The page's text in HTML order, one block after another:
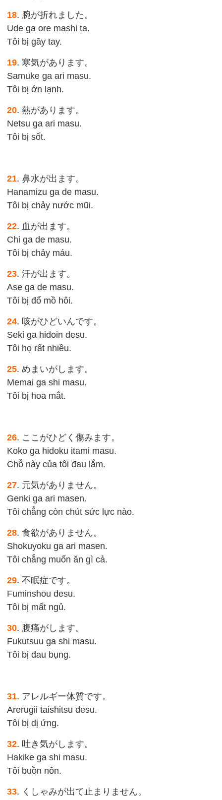
18. 腕が折れました。
Ude ga ore mashi ta.
Tôi bị gãy tay.
19. 寒気があります。
Samuke ga ari masu.
Tôi bị ớn lạnh.
20. 熱があります。
Netsu ga ari masu.
Tôi bị sốt.
21. 鼻水が出ます。
Hanamizu ga de masu.
Tôi bị chảy nước mũi.
22. 血が出ます。
Chi ga de masu.
Tôi bị chảy máu.
23. 汗が出ます。
Ase ga de masu.
Tôi bị đổ mồ hôi.
24. 咳がひどいんです。
Seki ga hidoin desu.
Tôi họ rất nhiều.
25. めまいがします。
Memai ga shi masu.
Tôi bị hoa mắt.
26. ここがひどく傷みます。
Koko ga hidoku itami masu.
Chỗ này của tôi đau lắm.
27. 元気がありません。
Genki ga ari masen.
Tôi chẳng còn chút sức lực nào.
28. 食欲がありません。
Shokuyoku ga ari masen.
Tôi chẳng muốn ăn gì cả.
29. 不眠症です。
Fuminshou desu.
Tôi bị mất ngủ.
30. 腹痛がします。
Fukutsuu ga shi masu.
Tôi bị đau bụng.
31. アレルギー体質です。
Arerugii taishitsu desu.
Tôi bị dị ứng.
32. 吐き気がします。
Hakike ga shi masu.
Tôi buồn nôn.
33. くしゃみが出て止まりません。